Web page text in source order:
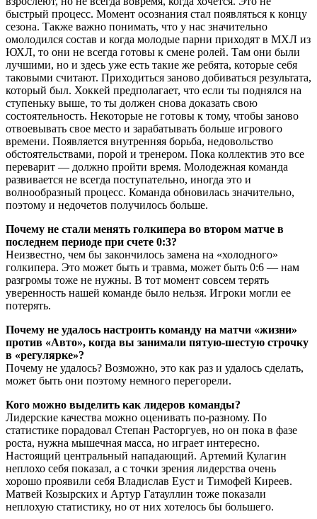
быстрый процесс. Момент осознания стал появляться к концу
сезона. Также важно понимать, что у нас значительно
омолодился состав и когда молодые парни приходят в МХЛ из
ЮХЛ, то они не всегда готовы к смене ролей. Там они были
лучшими, но и здесь уже есть такие же ребята, которые себя
таковыми считают. Приходиться заново добиваться результата,
который был. Хоккей предполагает, что если ты поднялся на
ступеньку выше, то ты должен снова доказать свою
состоятельность. Некоторые не готовы к тому, чтобы заново
отвоевывать свое место и зарабатывать больше игрового
времени. Появляется внутренняя борьба, недовольство
обстоятельствами, порой и тренером. Пока коллектив это все
переварит — должно пройти время. Молодежная команда
развивается не всегда поступательно, иногда это и
волнообразный процесс. Команда обновилась значительно,
поэтому и недочетов получилось больше.
Почему не стали менять голкипера во втором матче в
последнем периоде при счете 0:3?
Неизвестно, чем бы закончилось замена на «холодного»
голкипера. Это может быть и травма, может быть 0:6 — нам
разгромы тоже не нужны. В тот момент совсем терять
уверенность нашей команде было нельзя. Игроки могли ее
потерять.
Почему не удалось настроить команду на матчи «жизни»
против «Авто», когда вы занимали пятую-шестую строчку
в «регулярке»?
Почему не удалось? Возможно, это как раз и удалось сделать,
может быть они поэтому немного перегорели.
Кого можно выделить как лидеров команды?
Лидерские качества можно оценивать по-разному. По
статистике порадовал Степан Расторгуев, но он пока в фазе
роста, нужна мышечная масса, но играет интересно.
Настоящий центральный нападающий. Артемий Кулагин
неплохо себя показал, а с точки зрения лидерства очень
хорошо проявили себя Владислав Еуст и Тимофей Киреев.
Матвей Козырских и Артур Гатауллин тоже показали
неплохую статистику, но от них хотелось бы большего.